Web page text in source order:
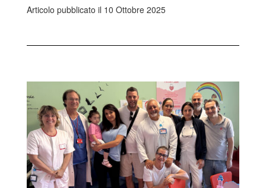
Articolo pubblicato il 10 Ottobre 2025